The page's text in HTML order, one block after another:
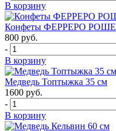
В корзину
Конфеты ФЕРРЕРО РОШЕ
800 руб.
-
В корзину
Медведь Топтыжка 35 см
1600 руб.
-
В корзину